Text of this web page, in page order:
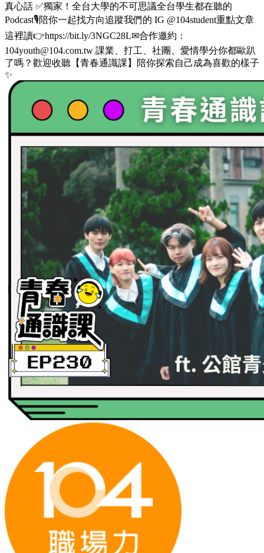
真心話 ✅獨家！全台大學的不可思議全台學生都在聽的
Podcast🎙️陪你一起找方向追蹤我們的 IG @104student重點文章
這裡讀👉https://bit.ly/3NGC28L✉合作邀約：
104youth@104.com.tw 課業、打工、社團、愛情學分你都歐趴
了嗎？歡迎收聽【青春通識課】陪你探索自己成為喜歡的樣子
✨